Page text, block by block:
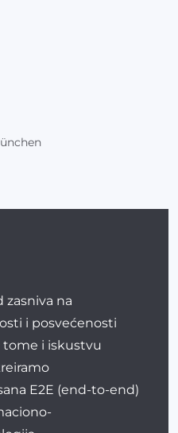
zasniva na
i posvećenosti
tome i iskustvu
E2E (end-to-end)